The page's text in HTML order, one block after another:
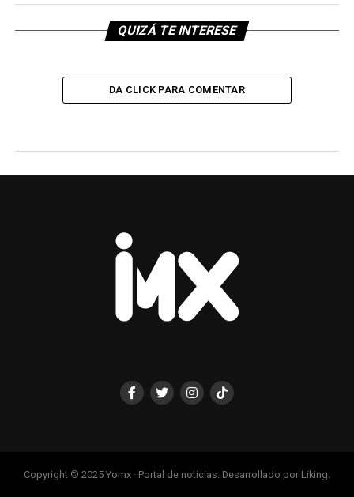
QUIZÁ TE INTERESE
DA CLICK PARA COMENTAR
Copyright © 2025 Yomx · Portal de noticias. Desarrollado por Liking.